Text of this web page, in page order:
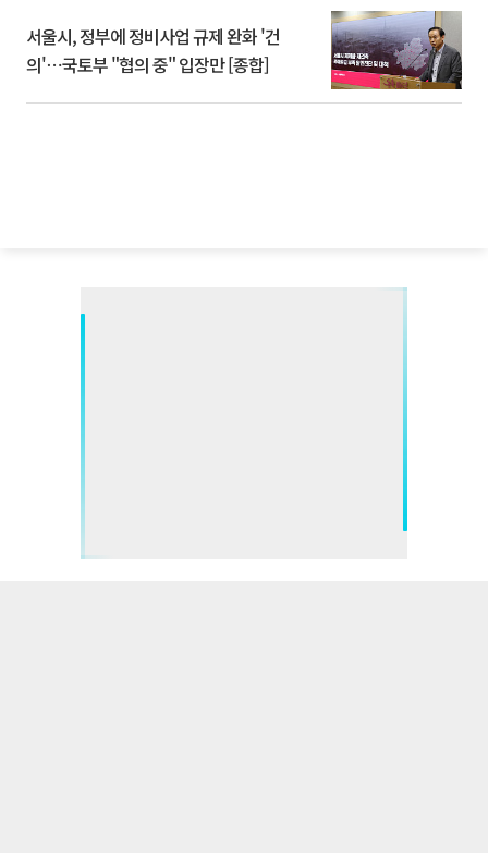
서울시, 정부에 정비사업 규제 완화 '건
의'⋯국토부 "협의 중" 입장만 [종합]